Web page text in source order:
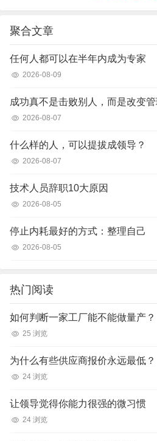
聚合文章
任何人都可以在半年内成为专家
2026-08-09
成功真不是击败别人，而是改变
2026-08-07
什么样的人，可以提拔成领导？
2026-08-07
技术人员辞职10大原因
2026-08-05
停止内耗最好的方式：整理自己
2026-08-05
热门阅读
如何判断一家工厂能不能做量产？
25 浏览
为什么有些供应商报价永远最低？
24 浏览
让领导觉得你能力很强的微习惯
24 浏览